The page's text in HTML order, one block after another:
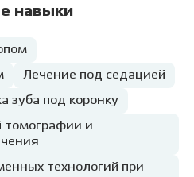
навыки
Лечение под седацией
зуба под коронку
томографии и
технологий при